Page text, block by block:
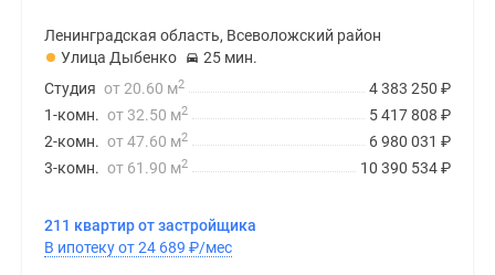
Ленинградская область, Всеволожский район
Улица Дыбенко
25 мин.
4 383 250 ₽
Студия от 20.60 м2
5 417 808 ₽
1-комн. от 32.50 м2
6 980 031 ₽
2-комн. от 47.60 м2
10 390 534₽
3-комн. от 61.90 м2
211 квартир от застройщика
В ипотеку от 24 689 ₽/мес